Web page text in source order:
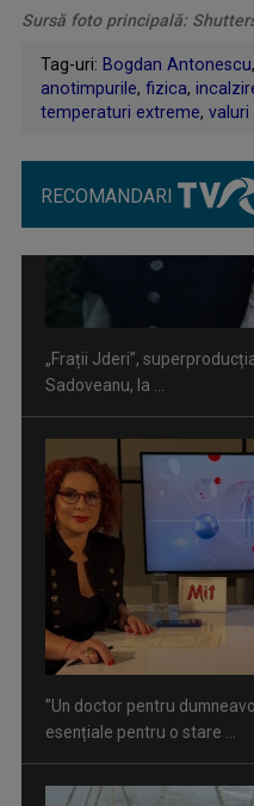
Sursă foto principală:
Tag-uri: Bogdan Antonescu,
anotimpurile, fizica,
temperaturi extreme, valuri
RECOMANDARI
”Un doctor pentru
esențiale pentru o stare ...